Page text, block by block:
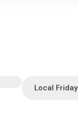
Local Friday